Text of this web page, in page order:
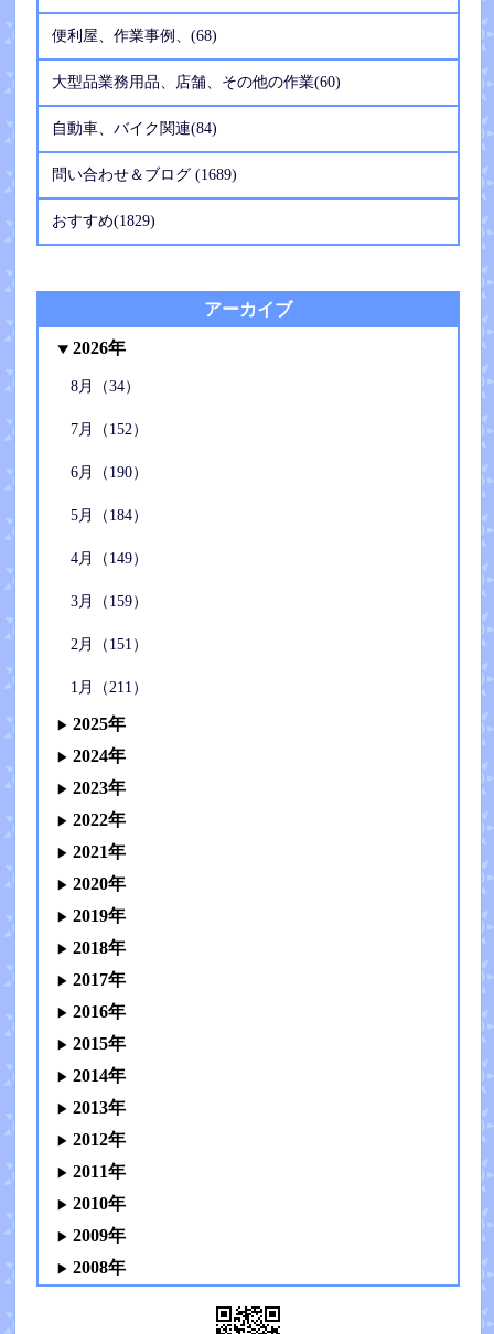
便利屋、作業事例、(68)
大型品業務用品、店舗、その他の作業(60)
自動車、バイク関連(84)
問い合わせ＆ブログ (1689)
おすすめ(1829)
アーカイブ
2026年
8月（34）
7月（152）
6月（190）
5月（184）
4月（149）
3月（159）
2月（151）
1月（211）
2025年
2024年
2023年
2022年
2021年
2020年
2019年
2018年
2017年
2016年
2015年
2014年
2013年
2012年
2011年
2010年
2009年
2008年